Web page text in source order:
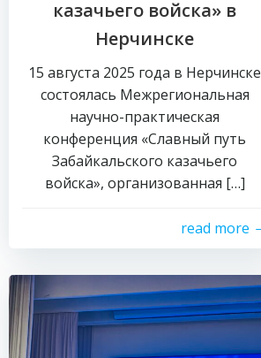
казачьего войска» в
Нерчинске
15 августа 2025 года в Нерчинске
состоялась Межрегиональная
научно-практическая
конференция «Славный путь
Забайкальского казачьего
войска», организованная […]
read more